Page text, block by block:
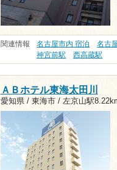
関連情報 名古屋市内 宿泊 名古
神宮前駅
西高蔵駅
ＡＢホテル東海太田川
愛知県 / 東海市 / 左京山駅